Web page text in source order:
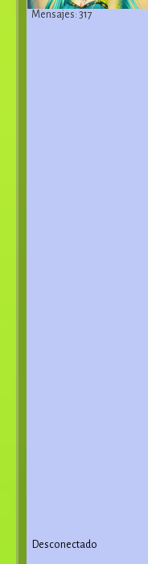
Mensajes: 317
Desconectado